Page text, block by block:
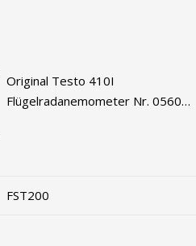
Original Testo 410I
Flügelradanemometer Nr. 0560
FST200